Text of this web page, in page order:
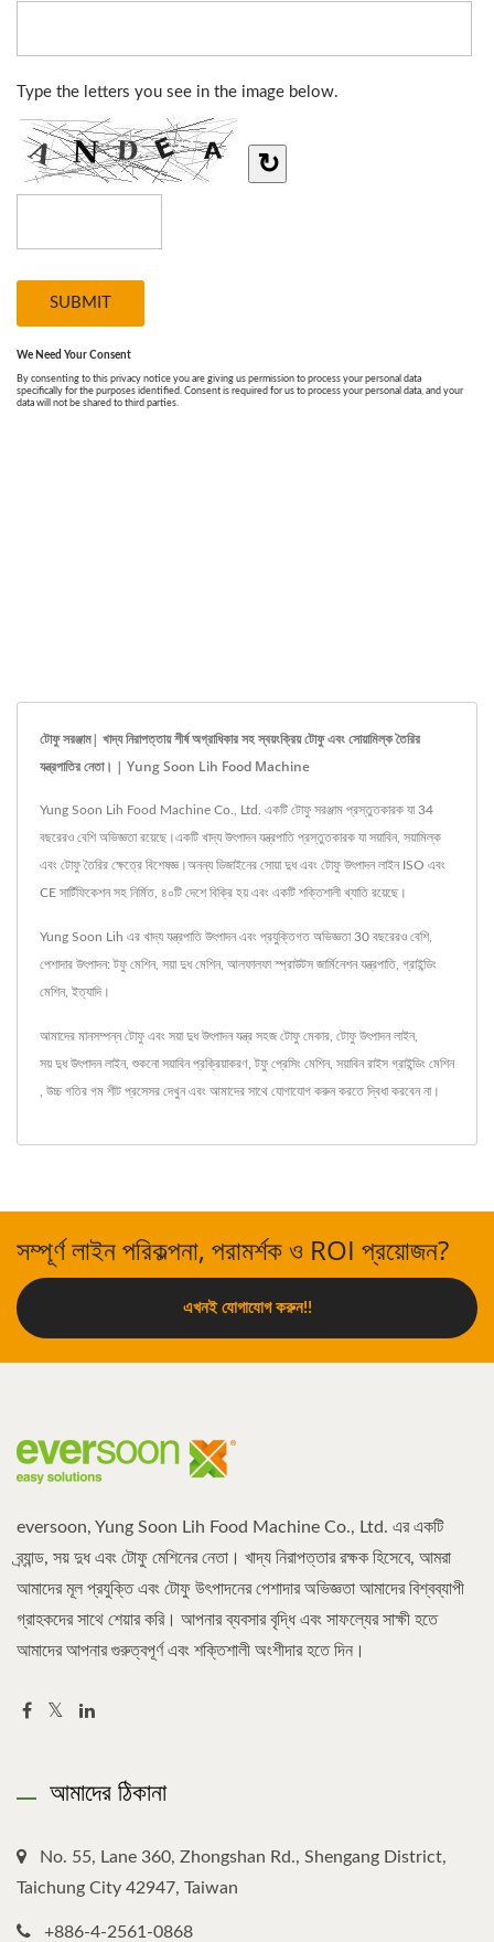
টোফু সরঞ্জাম| খাদ্য নিরাপত্তায় শীর্ষ অগ্রাধিকার সহ স্বয়ংক্রিয় টোফু এবং সোয়ামিল্ক তৈরির
যন্ত্রপাতির নেতা। | Yung Soon Lih Food Machine
Yung Soon Lih Food Machine Co., Ltd. একটি টোফু সরঞ্জাম প্রস্তুতকারক যা 34
বছরেরও বেশি অভিজ্ঞতা রয়েছে।একটি খাদ্য উৎপাদন যন্ত্রপাতি প্রস্তুতকারক যা সয়াবিন, সয়ামিল্ক
এবং টোফু তৈরির ক্ষেত্রে বিশেষজ্ঞ।অনন্য ডিজাইনের সোয়া দুধ এবং টোফু উৎপাদন লাইন ISO এবং
CE সার্টিফিকেশন সহ নির্মিত, ৪০টি দেশে বিক্রি হয় এবং একটি শক্তিশালী খ্যাতি রয়েছে।
Yung Soon Lih এর খাদ্য যন্ত্রপাতি উৎপাদন এবং প্রযুক্তিগত অভিজ্ঞতা 30 বছরেরও বেশি,
পেশাদার উৎপাদন: টফু মেশিন, সয়া দুধ মেশিন, আলফালফা স্প্রাউটস জার্মিনেশন যন্ত্রপাতি, গ্রাইন্ডিং
মেশিন, ইত্যাদি।
আমাদের মানসম্পন্ন টোফু এবং সয়া দুধ উৎপাদন যন্ত্র সহজ টোফু মেকার টোফু উৎপাদন লাইন,
সয় দুধ উৎপাদন লাইন, শুকনো সয়াবিন প্রক্রিয়াকরণ ,টফু প্রেসিং মেশিন, সয়াবিন রাইস গ্রাইন্ডিং মেশিন
উচ্চ গতির গম শীট প্রসেসর দেখুন এবং আমাদের সাথে যোগাযোগ করুনকরতে দ্বিধা করবেন না।
সম্পূর্ণ লাইন পরিকল্পনা, পরামর্শক ও ROI প্রয়োজন?
এখনই যোগাযোগ করুন!!
eversoon, Yung Soon Lih Food Machine Co., Ltd. এর একটি
ব্র্যান্ড, সয় দুধ এবং টোফু মেশিনের নেতা। খাদ্য নিরাপত্তার রক্ষক হিসেবে, আমরা
আমাদের মূল প্রযুক্তি এবং টোফু উৎপাদনের পেশাদার অভিজ্ঞতা আমাদের বিশ্বব্যাপী
গ্রাহকদের সাথে শেয়ার করি। আপনার ব্যবসার বৃদ্ধি এবং সাফল্যের সাক্ষী হতে
আমাদের আপনার গুরুত্বপূর্ণ এবং শক্তিশালী অংশীদার হতে দিন।
আমাদের ঠিকানা
No. 55, Lane 360, Zhongshan Rd., Shengang District,
Taichung City 42947, Taiwan
+886-4-2561-0868